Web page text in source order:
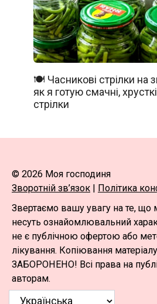
🍽️ Часникові стрілки на
як я готую смачні,
стрілки
© 2026 Моя господиня
Зворотній зв’язок | Політика
Звертаємо вашу увагу на те, що
несуть ознайомлювальний
не є публічною офертою або
лікування. Копіювання
ЗАБОРОНЕНО! Всі права на
авторам.